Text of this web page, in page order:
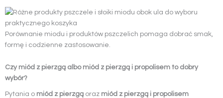
Porównanie miodu i produktów pszczelich pomaga dobrać smak,
formę i codzienne zastosowanie.
Czy miód z pierzgą albo miód z pierzgą i propolisem to dobry
wybór?
Pytania o miód z pierzgą oraz miód z pierzgą i propolisem